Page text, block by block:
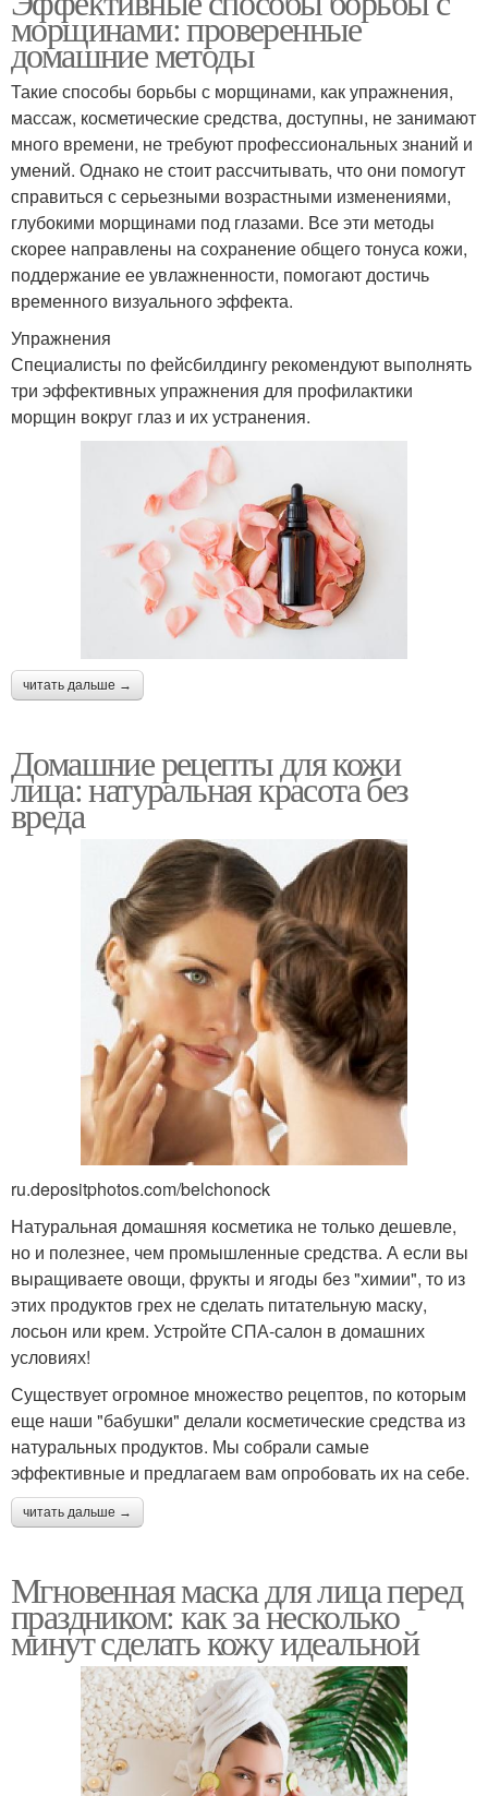
морщинами: проверенные
домашние методы
Такие способы борьбы с морщинами, как упражнения,
массаж, косметические средства, доступны, не занимают
много времени, не требуют профессиональных знаний и
умений. Однако не стоит рассчитывать, что они помогут
справиться с серьезными возрастными изменениями,
глубокими морщинами под глазами. Все эти методы
скорее направлены на сохранение общего тонуса кожи,
поддержание ее увлажненности, помогают достичь
временного визуального эффекта.
Упражнения
Специалисты по фейсбилдингу рекомендуют выполнять
три эффективных упражнения для профилактики
морщин вокруг глаз и их устранения.
читать дальше →
Домашние рецепты для кожи
лица: натуральная красота без
вреда
ru.depositphotos.com/belchonock
Натуральная домашняя косметика не только дешевле,
но и полезнее, чем промышленные средства. А если вы
выращиваете овощи, фрукты и ягоды без "химии", то из
этих продуктов грех не сделать питательную маску,
лосьон или крем. Устройте СПА-салон в домашних
условиях!
Существует огромное множество рецептов, по которым
еще наши "бабушки" делали косметические средства из
натуральных продуктов. Мы собрали самые
эффективные и предлагаем вам опробовать их на себе.
читать дальше →
Мгновенная маска для лица перед
праздником: как за несколько
минут сделать кожу идеальной